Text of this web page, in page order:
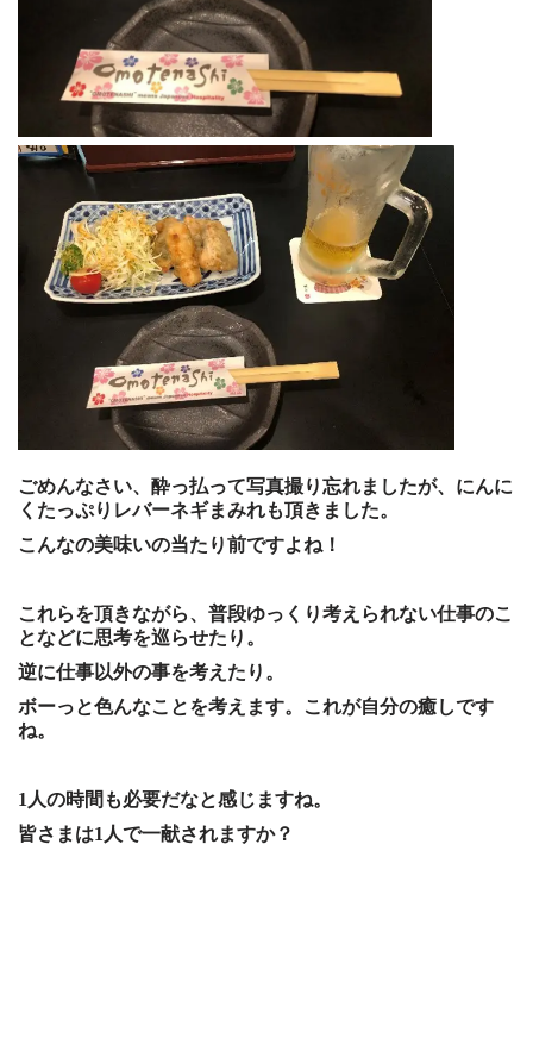
ごめんなさい、酔っ払って写真撮り忘れましたが、にんに
くたっぷりレバーネギまみれも頂きました。
こんなの美味いの当たり前ですよね！
これらを頂きながら、普段ゆっくり考えられない仕事のこ
となどに思考を巡らせたり。
逆に仕事以外の事を考えたり。
ボーっと色んなことを考えます。これが自分の癒しです
ね。
1人の時間も必要だなと感じますね。
皆さまは1人で一献されますか？